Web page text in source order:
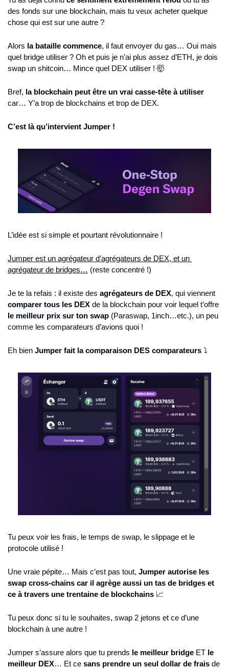
des fonds sur une blockchain, mais tu veux acheter quelque
chose qui est sur une autre ?
Alors la bataille commence, il faut envoyer du gas… Oui mais
quel bridge utiliser ? Oh et puis je n’ai plus assez d’ETH, je dois
swap un shitcoin… Mince quel DEX utiliser ! 🤯
Bref, la blockchain peut être un vrai casse-tête à utiliser
car… Y’a trop de blockchains et trop de DEX.
C’est là qu’intervient Jumper !
L’idée est si simple et pourtant révolutionnaire !
Jumper est un agrégateur d’agrégateurs de DEX, et un
agrégateur de bridges… (reste concentré !)
Je te la refais : il existe des agrégateurs de DEX
comparer tous les DEX
le meilleur prix sur ton swap (Paraswap, 1inch…etc.), un peu
comme les comparateurs d’avions quoi !
Eh bien Jumper fait la comparaison DES comparateurs ⤵️
Tu peux voir les frais, le temps de swap, le slippage et le
protocole utilisé !
Une vraie pépite… Mais c’est pas tout, Jumper autorise les
swap cross-chains car il agrège aussi un tas de bridges et
ce à travers une trentaine de blockchains 📈
Tu peux donc si tu le souhaites, swap 2 jetons et ce d’une
blockchain à une autre !
Jumper s’assure alors que tu prends le meilleur bridge ET le
meilleur DEX… Et ce sans prendre un seul dollar de frais de